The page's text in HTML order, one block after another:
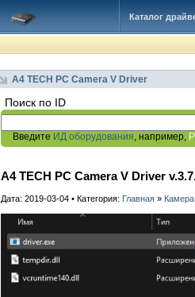
Каталог
A4 TECH PC Camera V Driver
Поиск по ID
Введите ИД оборудования, например,
A4 TECH PC Camera V Driver
Дата: 2019-03-04 • Категория: Главная » Камера